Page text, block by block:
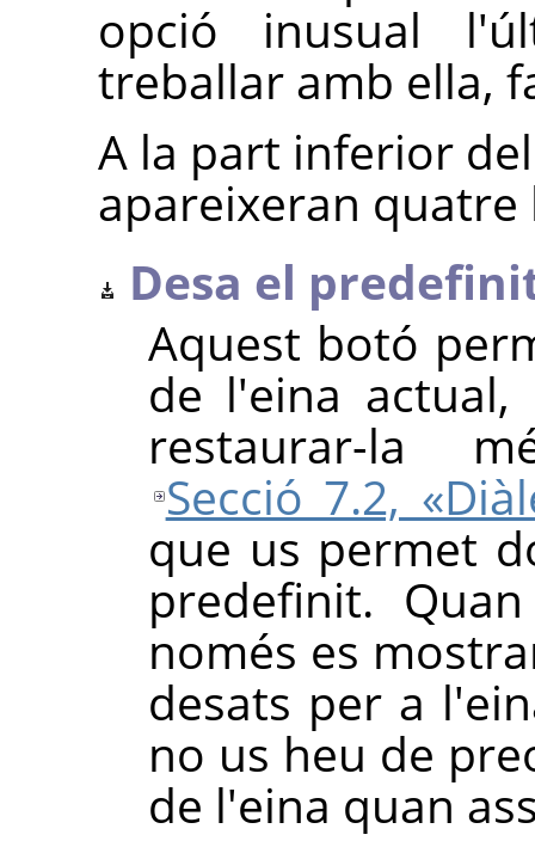
opció inusual
treballar amb ella,
A la part inferior
apareixeran quatre
Desa el
Aquest botó
de l'eina
restaurar-la
Secció 7.2,
que us permet
predefinit.
només es
desats per a
no us heu de
de l'eina quan